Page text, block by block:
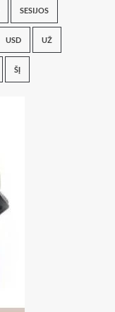
SESIJOS
USD UŽ
ŠĮ